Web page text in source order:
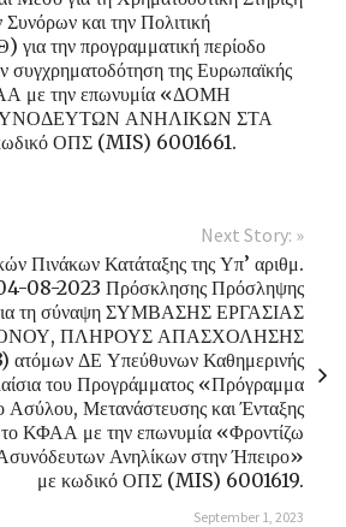
Συνόρων και την Πολιτική
την προγραμματική περίοδο
της Ευρωπαϊκής
με την επωνυμία «ΔΟΜΗ
ΑΝΗΛΙΚΩΝ ΣΤΑ
ΟΠΣ (MIS) 6001661.
Next Story: »
Πινάκων Κατάταξης της Υπ’ αριθμ.
08-2023 Πρόσκλησης Πρόσληψης
τη σύναψη ΣΥΜΒΑΣΗΣ ΕΡΓΑΣΙΑΣ
ΠΛΗΡΟΥΣ ΑΠΑΣΧΟΛΗΣΗΣ
ατόμων ΔΕ Υπεύθυνων Καθημερινής
του Προγράμματος «Πρόγραμμα
Ασύλου, Μετανάστευσης και Ένταξης
ΚΦΑΑ με την επωνυμία «Φροντίζω
Ασυνόδευτων Ανηλίκων στην Ήπειρο»
με κωδικό ΟΠΣ (MIS) 6001619.
September 1, 2023